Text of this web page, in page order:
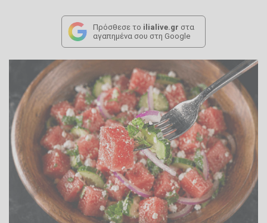
Πρόσθεσε το ilialive.gr στα
αγαπημένα σου στη Google